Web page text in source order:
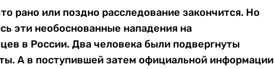
рано или поздно расследование закончится. Но
эти необоснованные нападения на
в России. Два человека были подвергнуты
А в поступившей затем официальной информации